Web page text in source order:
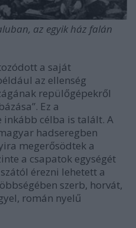
az egyik ház falán
a saját
az ellenség
repülőgépekről
Ez a
inkább célba is talált. A
hadseregben
megerősödtek a
a csapatok egységét
érezni lehetett a
szerb, horvát,
román nyelű